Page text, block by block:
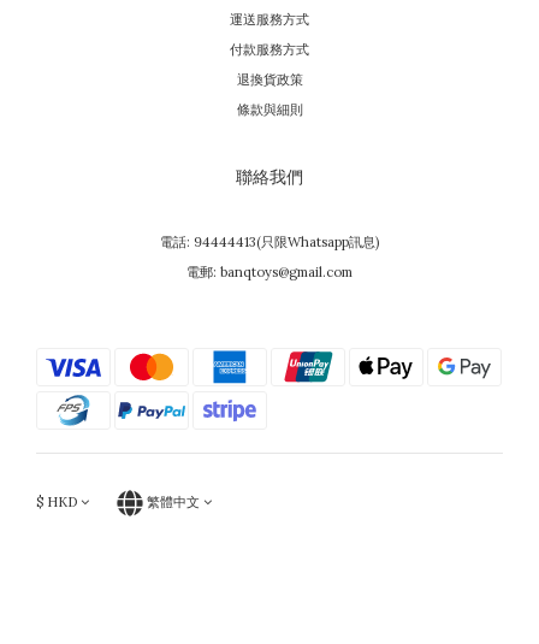
運送服務方式
付款服務方式
退換貨政策
條款與細則
聯絡我們
電話: 94444413(只限Whatsapp訊息)
電郵: banqtoys@gmail.com
$ HKD 繁體中文